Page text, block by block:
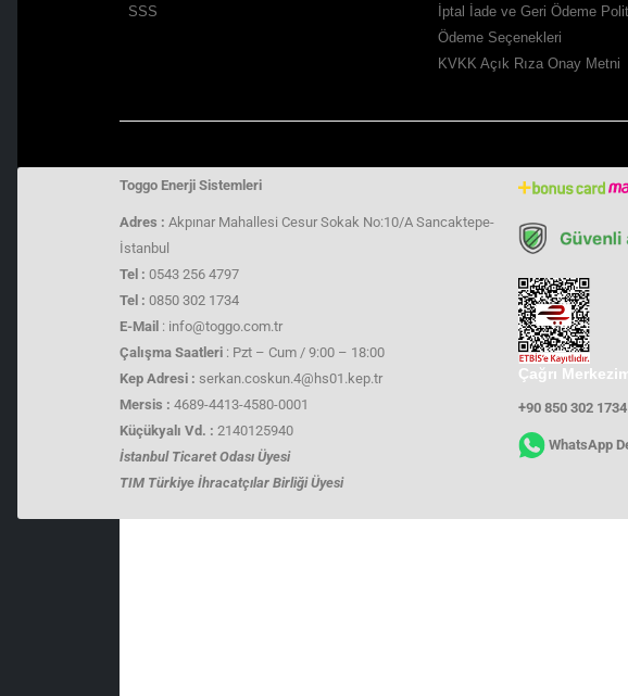
SSS
İptal İade ve Geri Ödeme
Ödeme Seçenekleri
KVKK Açık Rıza Onay Metni
Toggo Enerji Sistemleri
Adres : Akpınar Mahallesi Cesur Sokak No:10/A Sancaktepe-
İstanbul
Tel : 0543 256 4797
Tel : 0850 302 1734
E-Mail : info@toggo.com.tr
Çalışma Saatleri : Pzt – Cum / 9:00 – 18:00
Kep Adresi : serkan.coskun.4@hs01.kep.tr
Mersis : 4689-4413-4580-0001
Küçükyalı Vd. : 2140125940
İstanbul Ticaret Odası Üyesi
TIM Türkiye İhracatçılar Birliği Üyesi
Çağrı
+90 850 302 1734
WhatsApp